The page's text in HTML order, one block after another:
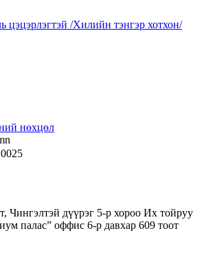
цэцэрлэгтэй /Хилийн тэнгэр хотхон/
нөхцөл
Чингэлтэй дүүрэг 5-р хороо Их тойруу
палас” оффис 6-р давхар 609 тоот